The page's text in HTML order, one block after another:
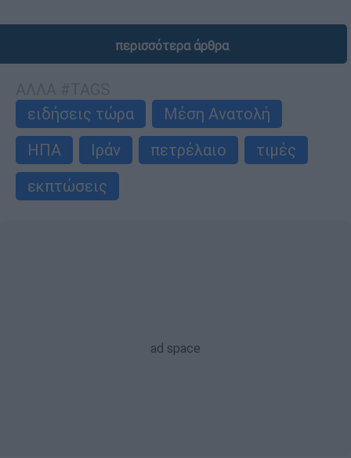
περισσότερα άρθρα
ειδήσεις τώρα
Μέση Ανατολή
ΗΠΑ
Ιράν πετρέλαιο
τιμές
εκπτώσεις